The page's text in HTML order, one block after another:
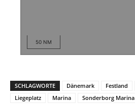
50 NM
SCHLAGWORTE Dänemark Festland
Liegeplatz
Marina Sonderborg Marina